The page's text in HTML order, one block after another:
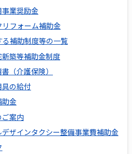
業奨励金
フォーム補助金
補助制度等の一覧
築等補助金制度
（介護保険）
の給付
助金
案内
ザインタクシー整備事業費補助金